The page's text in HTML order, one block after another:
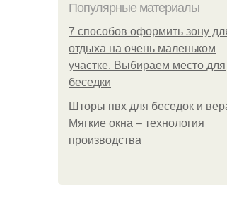
Популярные материалы
7 способов оформить зону
отдыха на очень маленьком
участке. Выбираем место для
беседки
Шторы пвх для беседок и
Мягкие окна – технология
производства